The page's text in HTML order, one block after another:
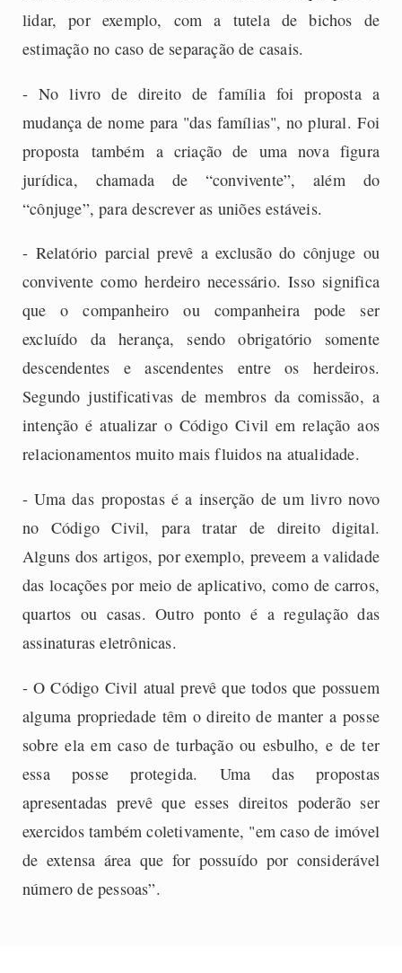
lidar, por exemplo, com a tutela de bichos de
estimação no caso de separação de casais.
- No livro de direito de família foi proposta a
mudança de nome para "das famílias", no plural. Foi
proposta também a criação de uma nova figura
jurídica, chamada de “convivente”, além do
“cônjuge”, para descrever as uniões estáveis.
- Relatório parcial prevê a exclusão do cônjuge ou
convivente como herdeiro necessário. Isso significa
que o companheiro ou companheira pode ser
excluído da herança, sendo obrigatório somente
descendentes e ascendentes entre os herdeiros.
Segundo justificativas de membros da comissão, a
intenção é atualizar o Código Civil em relação aos
relacionamentos muito mais fluidos na atualidade.
- Uma das propostas é a inserção de um livro novo
no Código Civil, para tratar de direito digital.
Alguns dos artigos, por exemplo, preveem a validade
das locações por meio de aplicativo, como de carros,
quartos ou casas. Outro ponto é a regulação das
assinaturas eletrônicas.
- O Código Civil atual prevê que todos que possuem
alguma propriedade têm o direito de manter a posse
sobre ela em caso de turbação ou esbulho, e de ter
essa posse protegida. Uma das propostas
apresentadas prevê que esses direitos poderão ser
exercidos também coletivamente, "em caso de imóvel
de extensa área que for possuído por considerável
número de pessoas”.